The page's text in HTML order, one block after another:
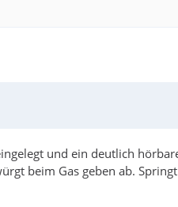
und ein deutlich
beim Gas geben ab.